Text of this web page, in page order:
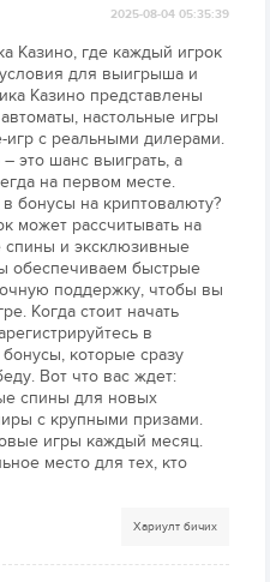
2025-08-04 05:35:39
Казино, где каждый игрок
для выигрыша и
Казино представлены
настольные игры
с реальными дилерами.
это шанс выиграть, а
на первом месте.
бонусы на криптовалюту?
может рассчитывать на
и эксклюзивные
обеспечиваем быстрые
поддержку, чтобы вы
Когда стоит начать
в
которые сразу
Вот что вас ждет:
спины для новых
с крупными призами.
игры каждый месяц.
место для тех, кто
Хариулт бичих